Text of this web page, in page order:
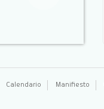
Calendario Manifiesto